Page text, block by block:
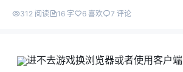
312 阅读 16 字 6 喜欢 7 评论
进不去游戏换浏览器或者使用客户端